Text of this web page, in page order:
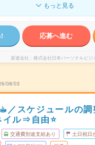
もっと見る
応募へ進む
派遣会社 株式会社日本パーソナルビジ
08/03
／スケジュールの調
イル⇒自由⭐
交通費別途支給あり 土日祝日